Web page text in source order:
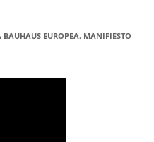
EUROPEA. MANIFIESTO